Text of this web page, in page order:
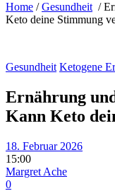
Home /Gesundheit /
Keto deine Stimmung
Gesundheit Ketogene
Ernährung
Kann Keto
18. Februar 2026
15:00
Margret Ache
0